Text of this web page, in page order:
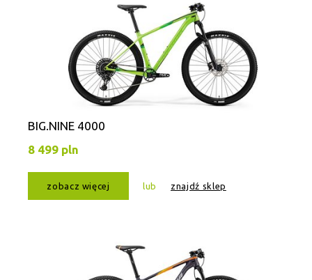
BIG.NINE 4000
8 499 pln
zobacz więcej lub znajdź sklep